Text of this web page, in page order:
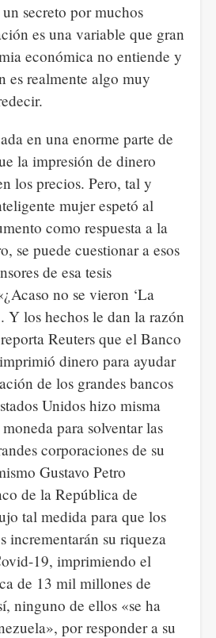
secreto por muchos
es una variable que gran
económica no entiende y
es realmente algo muy
en una enorme parte de
la impresión de dinero
los precios. Pero, tal y
mujer espetó al
como respuesta a la
se puede cuestionar a esos
de esa tesis
no se vieron ‘La
Y los hechos le dan la razón
Reuters que el Banco
dinero para ayudar
de los grandes bancos
Unidos hizo misma
para solventar las
corporaciones de su
Gustavo Petro
de la República de
tal medida para que los
incrementarán su riqueza
19, imprimiendo el
de 13 mil millones de
ninguno de ellos «se ha
por responder a su